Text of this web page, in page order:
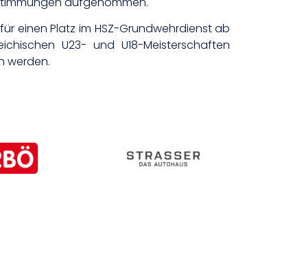
einen Platz im HSZ-Grundwehrdienst ab
U23- und U18-Meisterschaften
werden.